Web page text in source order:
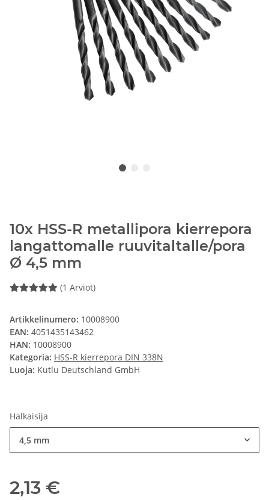
10x HSS-R metallipora kierrepora
langattomalle ruuvitaltalle/pora
Ø 4,5 mm
(1 Arviot)
Artikkelinumero: 10008900
EAN: 4051435143462
HAN: 10008900
Kategoria: HSS-R kierrepora DIN 338N
Luoja: Kutlu Deutschland GmbH
Halkaisija
4,5 mm
2,13 €